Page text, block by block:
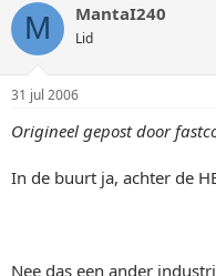
M MantaI240
Lid
31 jul 2006
Origineel gepost door
In de buurt ja, achter de
Nee das een ander